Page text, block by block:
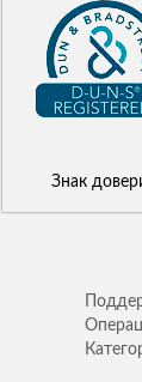
Знак